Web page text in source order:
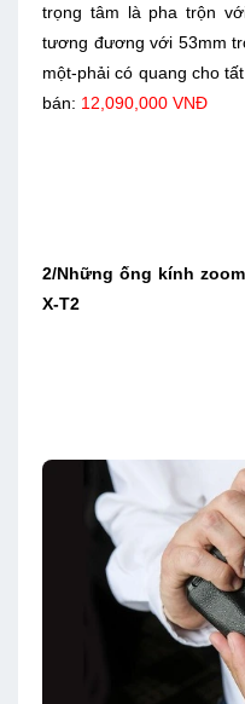
trọng tâm là pha trộn
tương đương với 53mm
một-phải có quang cho
bán: 12,090,000 VNĐ
2/Những ống kính
X-T2